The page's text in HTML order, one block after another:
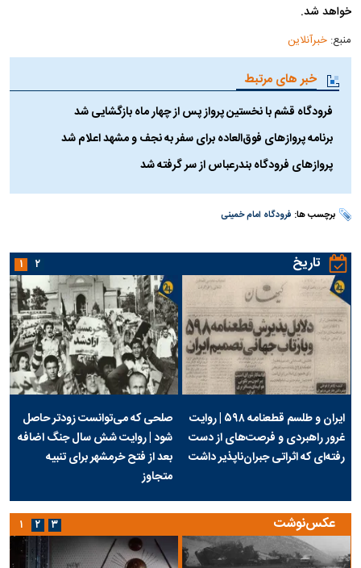
خواهد شد.
منبع:خبرآنلاین
خبر های مرتبط
فرودگاه قشم با نخستین پرواز پس از چهار ماه بازگشایی شد
برنامه پروازهای فوق‌العاده برای سفر به نجف و مشهد اعلام شد
پروازهای فرودگاه بندرعباس از سر گرفته شد
برچسب ها: فرودگاه امام خمینی
تاریخ
ایران و طلسم قطعنامه ۵۹۸ | روایت
غرور راهبردی و فرصت‌های از دست
رفته‌ای که اثراتی جبران‌ناپذیر داشت
صلحی که می‌توانست زودتر حاصل
شود | روایت شش سال جنگ اضافه
بعد از فتح خرمشهر برای تنبیه
متجاوز
۱ ۲
عکس‌نوشت ۱ ۲ ۳